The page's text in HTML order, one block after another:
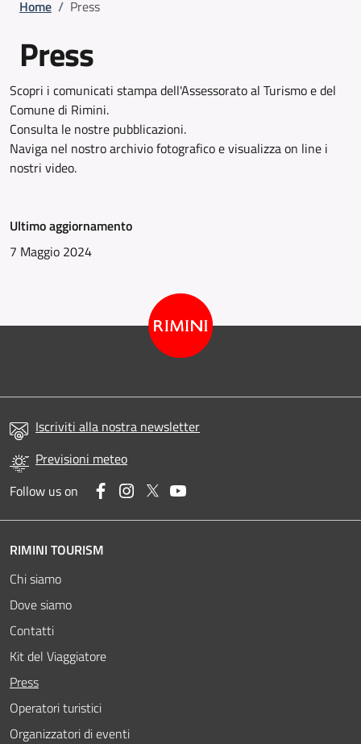
Home / Press
Press
Scopri i comunicati stampa dell'Assessorato al Turismo e del
Comune di Rimini.
Consulta le nostre pubblicazioni.
Naviga nel nostro archivio fotografico e visualizza on line i
nostri video.
Ultimo aggiornamento
7 Maggio 2024
Iscriviti alla nostra newsletter
Previsioni meteo
Follow us on
FacebookInstagram
Twitter
RIMINI TOURISM
Chi siamo
Dove siamo
Contatti
Kit del Viaggiatore
Press
Operatori turistici
Organizzatori di eventi